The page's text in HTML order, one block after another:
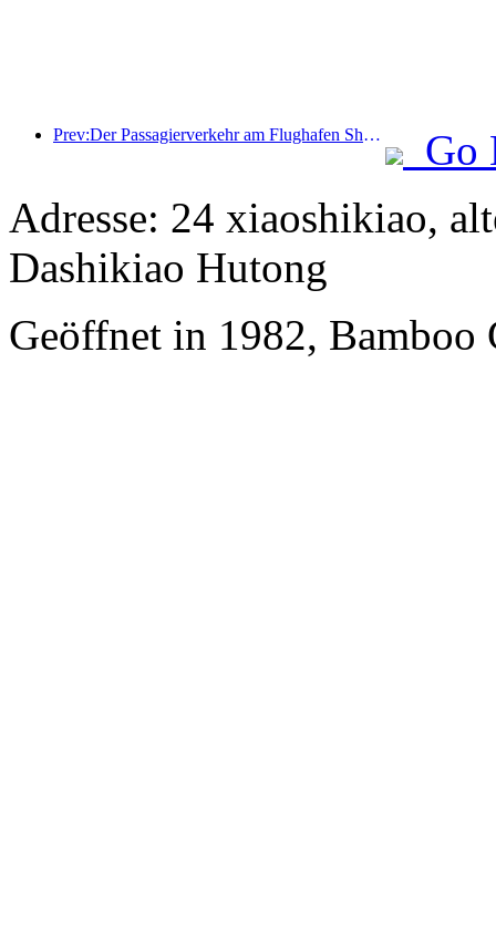
Prev:Der Passagierverkehr am Flughafen Shenzhen nimmt während der Sommerferien stark zu, und viele ausländische Fluggesellschaften erweitern ihr China-Angebot.
Go
Adresse: 24 xiaoshikiao,
Dashikiao Hutong
Geöffnet in 1982,